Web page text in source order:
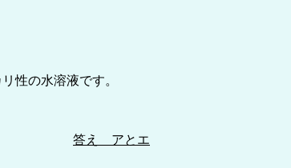
性の水溶液です。
答え アとエ